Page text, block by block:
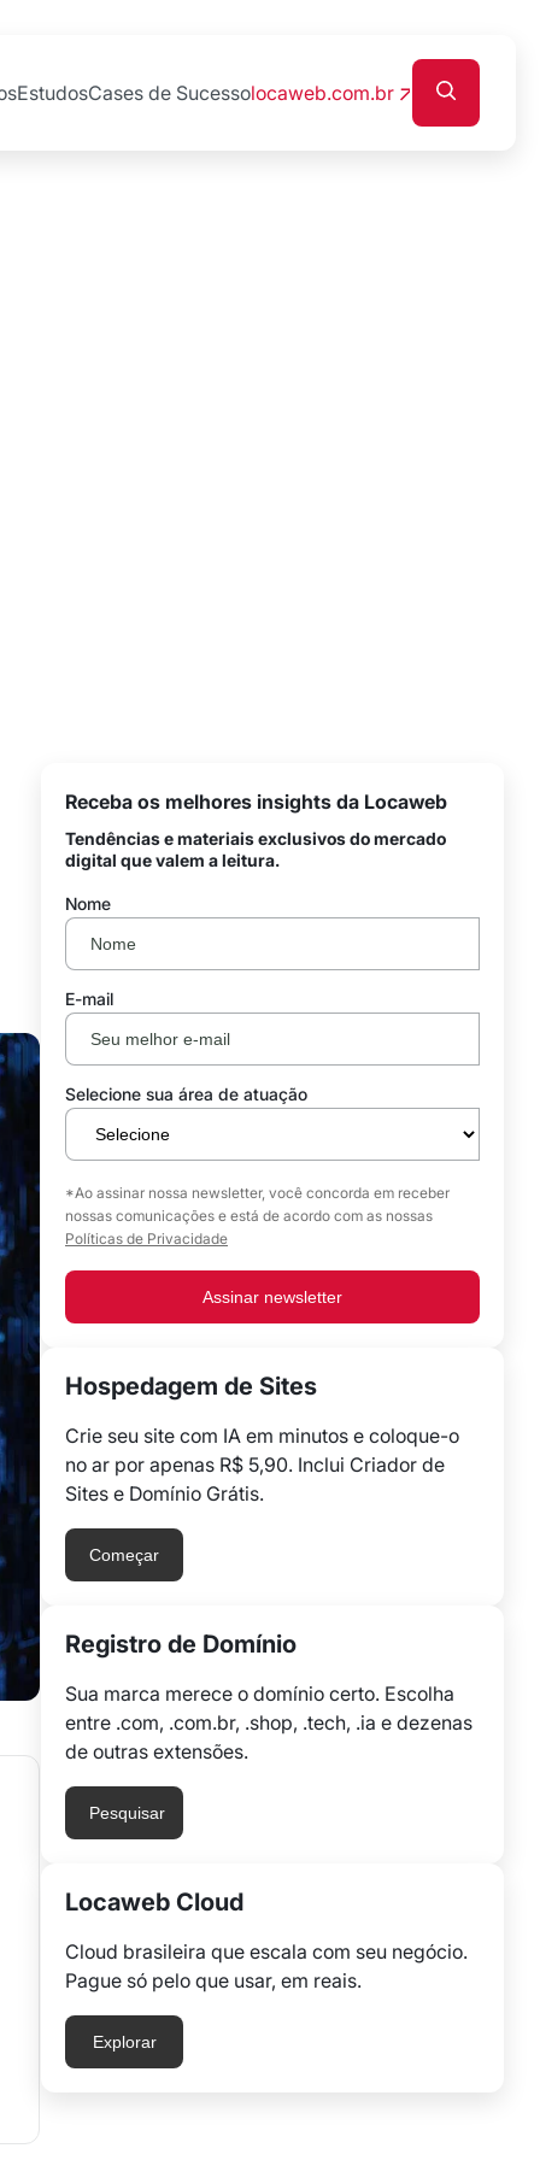
EstudosCases de Sucessolocaweb.com.br
Receba os melhores insights da Locaweb
Tendências e materiais exclusivos do mercado
digital que valem a leitura.
Nome
E-mail
Selecione sua área de atuação
*Ao assinar nossa newsletter, você concorda em receber
nossas comunicações e está de acordo com as nossas
Políticas de Privacidade
Assinar newsletter
Hospedagem de Sites
Crie seu site com IA em minutos e coloque-o
no ar por apenas R$ 5,90. Inclui Criador de
Sites e Domínio Grátis.
Começar
Registro de Domínio
Sua marca merece o domínio certo. Escolha
entre .com, .com.br, .shop, .tech, .ia e dezenas
de outras extensões.
Pesquisar
Locaweb Cloud
Cloud brasileira que escala com seu negócio.
Pague só pelo que usar, em reais.
Explorar